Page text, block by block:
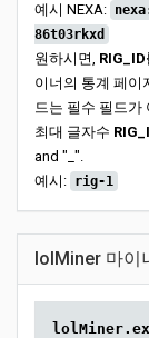
예시 NEXA:
86t03rkxd
원하시면,
이너의 통계 페이
드는 필수 필드가
최대 글자수
and "_".
예시: rig-1
lolMiner 마이